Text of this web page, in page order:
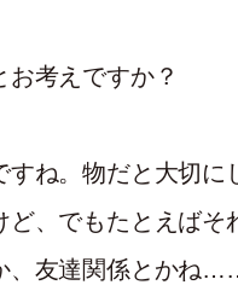
お考えですか？
すね。物だと大切に
ど、でもたとえばそ
、友達関係とかね